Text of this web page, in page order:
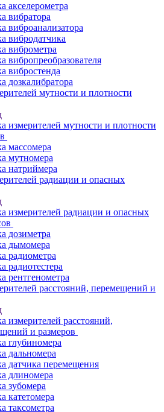
акселерометра
вибратора
виброанализатора
вибродатчика
виброметра
вибропреобразователя
вибростенда
дозкалибратора
мутности и плотности
измерителей мутности и плотности
массомера
мутномера
натриймера
радиации и опасных
измерителей радиации и опасных
дозиметра
дымомера
радиометра
радиотестера
рентгенометра
расстояний, перемещений и
измерителей расстояний,
и размеров
глубиномера
дальномера
датчика перемещения
длиномера
зубомера
катетомера
таксометра